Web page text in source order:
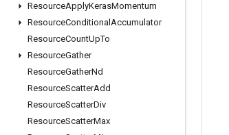
ResourceApplyKerasMomentum
ResourceConditional Accumulator
ResourceCountUpTo
ResourceGather
ResourceGatherNd
ResourceScatterAdd
ResourceScatterDiv
ResourceScatterMax